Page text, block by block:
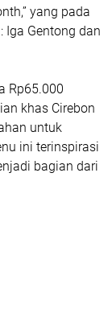
yang pada
Gentong dan
Rp65.000
khas Cirebon
untuk
ini terinspirasi
bagian dari